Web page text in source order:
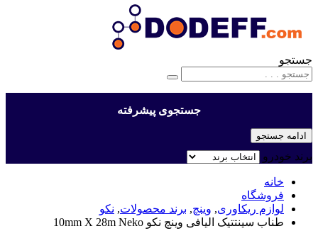
جستجو
جستجوی پیشرفته
ادامه جستجو
برند خودرو
خانه
فروشگاه
لوازم ریکاوری, وینچ, برند محصولات, نکو
طناب سینتتیک الیافی وینچ نکو 10mm X 28m Neko